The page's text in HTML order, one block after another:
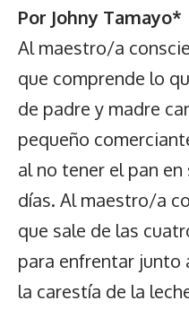
Por Johny Tamayo*
Al maestro/a
que comprende lo
de padre y madre
pequeño
al no tener el pan
días. Al maestro/a
que sale de las
para enfrentar junto
la carestía de la